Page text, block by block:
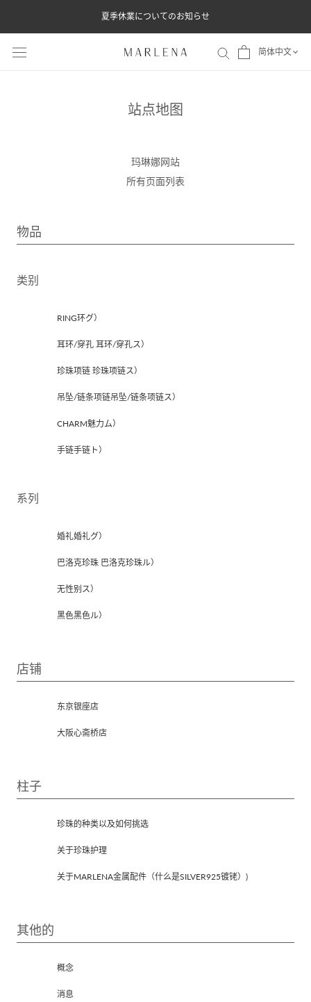
夏季休業についてのお知らせ
简体中文
站点地图
玛琳娜网站
所有页面列表
物品
类别
RING环グ）
耳环/穿孔 耳环/穿孔ス）
珍珠项链 珍珠项链ス）
吊坠/链条项链吊坠/链条项链ス）
CHARM魅力ム）
手链手链ト）
系列
婚礼婚礼グ）
巴洛克珍珠 巴洛克珍珠ル）
无性别ス）
黑色黑色ル）
店铺
东京银座店
大阪心斋桥店
柱子
珍珠的种类以及如何挑选
关于珍珠护理
关于MARLENA金属配件（什么是SILVER925镀铑）)
其他的
概念
消息